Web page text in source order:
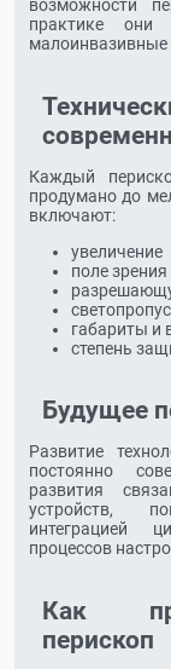
возможности
практике они
малоинвазивные
Каждый
продумано до
включают:
увеличение
поле зрения
габариты и
степень
Будущее
Развитие
постоянно
развития
устройств,
интеграцией
процессов
Как
перископ